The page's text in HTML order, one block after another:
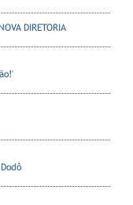
DIRETORIA